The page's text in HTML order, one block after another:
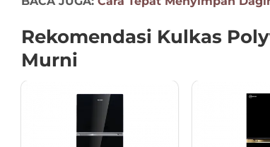
Rekomendasi Kulkas
Murni